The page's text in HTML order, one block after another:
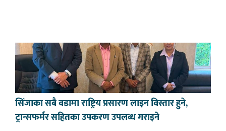
सिँजाका सबै वडामा राष्ट्रिय प्रसारण लाइन विस्तार हुने,
ट्रान्सफर्मर सहितका उपकरण उपलब्ध गराइने